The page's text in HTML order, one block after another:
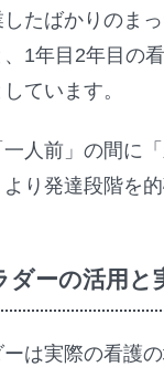
たばかりのま
1年目2年目の
ています。
一人前」の間に
り発達段階を
ダーの活用と
は実際の看護